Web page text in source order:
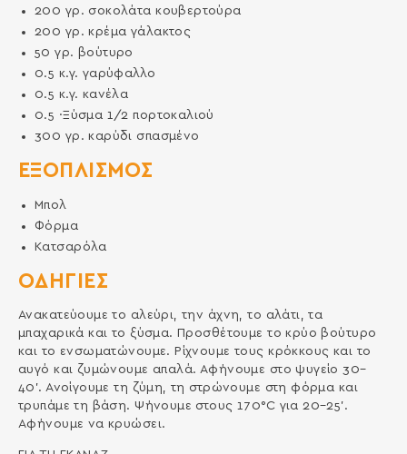
ΟΔΗΓΙΕΣ
Ανακατεύουμε το αλεύρι, την άχνη, το αλάτι, τα
μπαχαρικά και το ξύσμα. Προσθέτουμε το κρύο βούτυρο
και το ενσωματώνουμε. Ρίχνουμε τους κρόκκους και το
αυγό και ζυμώνουμε απαλά. Αφήνουμε στο ψυγείο 30–
40’. Ανοίγουμε τη ζύμη, τη στρώνουμε στη φόρμα και
τρυπάμε τη βάση. Ψήνουμε στους 170°C για 20–25’.
Αφήνουμε να κρυώσει.
200 γρ. σοκολάτα κουβερτούρα
200 γρ.κρέμα γάλακτος
50γρ. βούτυρο
0.5 κ.γ. γαρύφαλλο
0.5 κ.γ. κανέλα
0.5 ·Ξύσμα 1/2 πορτοκαλιού
300 γρ.καρύδι σπασμένο
ΕΞΟΠΛΙΣΜΌΣ
Μπολ
Φόρμα
Κατσαρόλα